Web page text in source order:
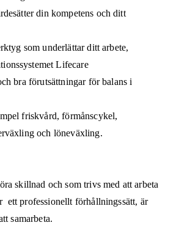
din kompetens och ditt
som underlättar ditt arbete,
Lifecare
bra förutsättningar för balans i
friskvård, förmånscykel,
och löneväxling.
skillnad och som trivs med att arbeta
ett professionellt förhållningssätt, är
samarbeta.